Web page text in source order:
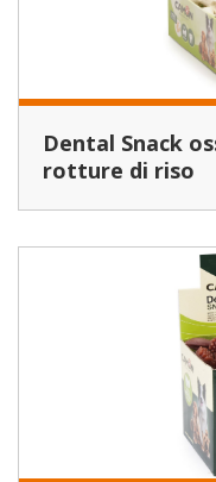
Dental Snack osso con amido di riso e
rotture di riso